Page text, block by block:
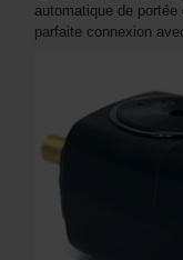
automatique de
parfaite connexion